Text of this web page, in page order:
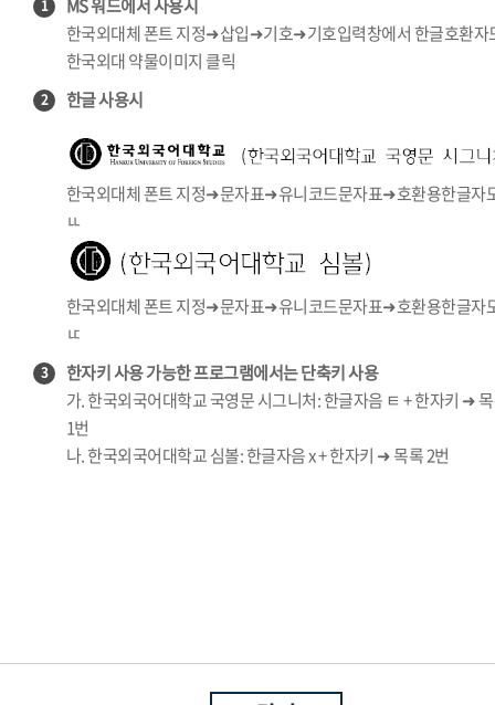
1
MS 워드에서 사용시
한국외대체 폰트 지정➜삽입➜기호➜기호입력창에서 한글호환
한국외대 약물이미지 클릭
2 한글 사용시
한국외대체 폰트 지정➜문자표➜유니코드문자표➜호환용한글
ㅥ
한국외대체 폰트 지정➜문자표➜유니코드문자표➜호환용한글
ㅦ
3
한자키 사용 가능한 프로그램에서는 단축키 사용
가. 한국외국어대학교 국영문 시그니처: 한글자음 ㅌ + 한자키 ➜
1번
나. 한국외국어대학교 심볼: 한글자음 x + 한자키 ➜ 목록 2번